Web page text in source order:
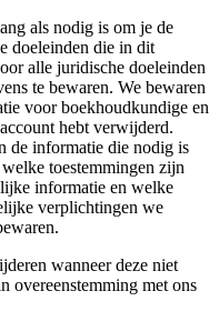
als nodig is om je de
doeleinden die in dit
alle juridische doeleinden
te bewaren. We bewaren
voor boekhoudkundige en
hebt verwijderd.
de informatie die nodig is
toestemmingen zijn
informatie en welke
verplichtingen we
wanneer deze niet
overeenstemming met ons